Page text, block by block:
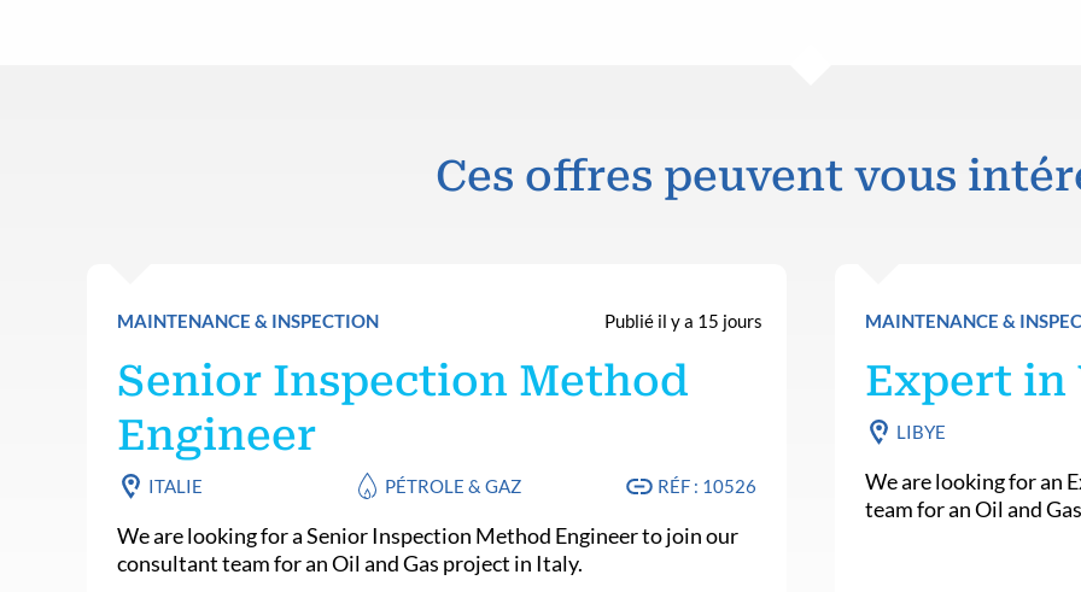
Ces offres peuvent vous
MAINTENANCE & INSPECTION Publié il y a 15 jours
Senior Inspection Method
Engineer
ITALIE PÉTROLE & GAZ RÉF : 10526
We are looking for a Senior Inspection Method Engineer to join our
consultant team for an Oil and Gas project in Italy.
MAINTENANCE &
Expert in
LIBYE
We are looking for an
team for an Oil and